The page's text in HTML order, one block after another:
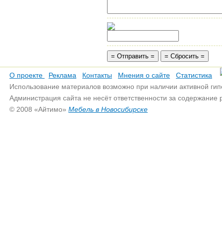
О проекте Реклама Контакты Мнения о сайте
Статистика
Использование материалов возможно при наличии активной
Администрация сайта не несёт ответственности за
© 2008 «Айтимо» Мебель в Новосибирске